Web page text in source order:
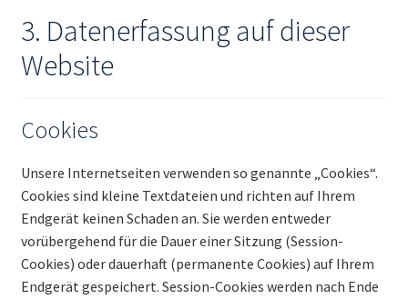
3. Datenerfassung auf dieser
Website
Cookies
Unsere Internetseiten verwenden so genannte „Cookies“.
Cookies sind kleine Textdateien und richten auf Ihrem
Endgerät keinen Schaden an. Sie werden entweder
vorübergehend für die Dauer einer Sitzung (Session-
Cookies) oder dauerhaft (permanente Cookies) auf Ihrem
Endgerät gespeichert. Session-Cookies werden nach Ende